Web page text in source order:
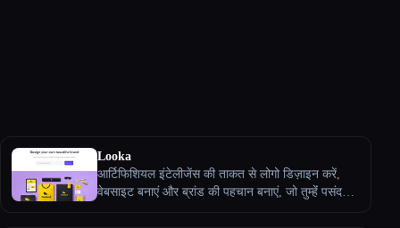
Looka
आर्टिफिशियल इंटेलीजेंस की ताकत से लोगो डिज़ाइन करें,
वेबसाइट बनाएं और ब्रांड की पहचान बनाएं, जो तुम्हेंं पसंद